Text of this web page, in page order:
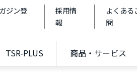
ジン登
採用情
報
よくある
問
TSR-PLUS 商品・サービス